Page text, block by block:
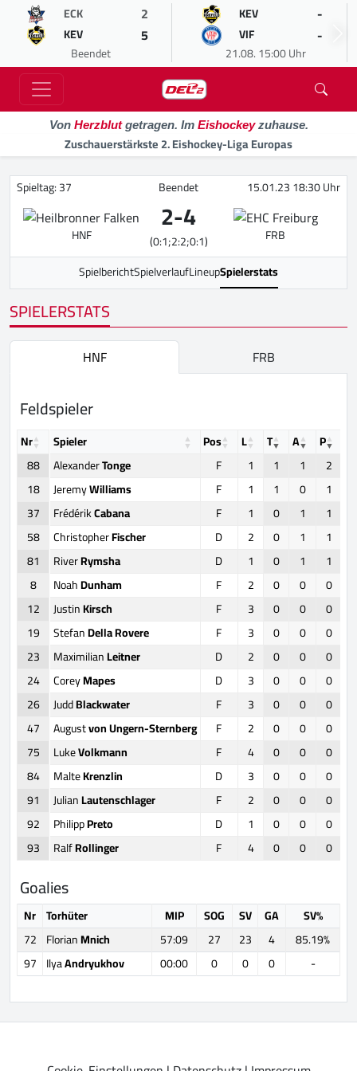
ECK 2
KEV 5
Beendet
KEV -
VIF -
21.08. 15:00 Uhr
Von Herzblutgetragen. Im Eishockeyzuhause.
Zuschauerstärkste 2. Eishockey-Liga Europas
Spieltag: 37 Beendet 15.01.23 18:30 Uhr
HNF 2-4
(0:1;2:2;0:1)
FRB
SpielberichtSpielverlaufLineupSpielerstats
SPIELERSTATS
HNF FRB
Feldspieler
Nr Spieler Pos L T A P
88
AlexanderTonge F 1 1 1
2
18
JeremyWilliams F 1 1 0
1
37
FrédérikCabana F 1 0 1
1
58
ChristopherFischer D 2 0 1
1
81
RiverRymsha D 1 0 1
1
8
NoahDunham F 2 0 0 0
12
JustinKirsch F 3 0 0 0
19
StefanDella Rovere F 3 0 0 0
23
MaximilianLeitner D 2 0 0
0
24
CoreyMapes D 3 0 0 0
26
JuddBlackwater F 3 0 0 0
47
Augustvon Ungern-Sternberg F 2 0 0 0
75
LukeVolkmann F 4 0 0
0
84
MalteKrenzlin D 3 0 0 0
91
JulianLautenschlager F 2 0 0 0
92
PhilippPreto D 1 0 0
0
93
RalfRollinger F 4 0 0 0
Goalies
Nr Torhüter MIP SOG SV GA
SV%
72 FlorianMnich 57:09 27 23 4
85.19%
97 IlyaAndryukhov 00:00 0 0 0 -